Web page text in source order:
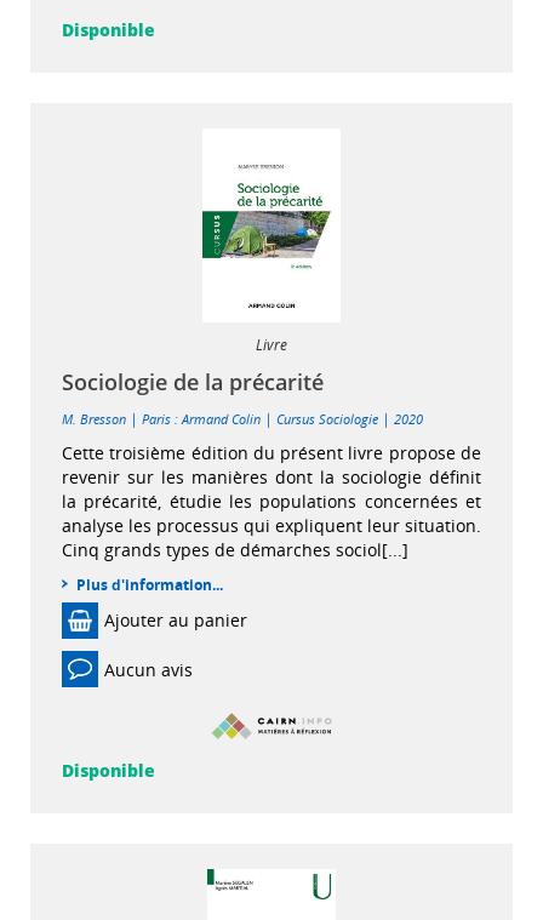
Disponible
Livre
Sociologie de la précarité
M. Bresson | Paris : Armand Colin | Cursus Sociologie | 2020
Cette troisième édition du présent livre propose de
revenir sur les manières dont la sociologie définit
la précarité, étudie les populations concernées et
analyse les processus qui expliquent leur situation.
Cinq grands types de démarches sociol[...]
Plus d'information...
Ajouter au panier
Aucun avis
Disponible